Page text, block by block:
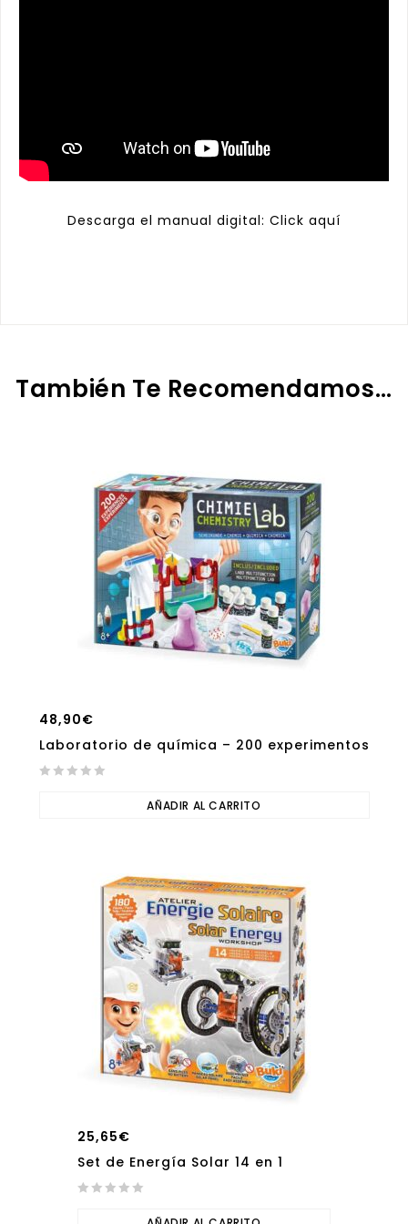
Descarga el manual digital: Click aquí
También Te Recomendamos…
48,90€
Laboratorio de química – 200 experimentos
AÑADIR AL CARRITO
25,65€
Set de Energía Solar 14 en 1